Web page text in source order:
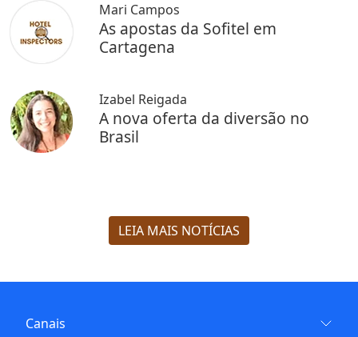
Mari Campos
As apostas da Sofitel em
Cartagena
Izabel Reigada
A nova oferta da diversão no
Brasil
LEIA MAIS NOTÍCIAS
Canais